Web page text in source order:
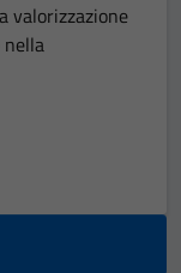
valorizzazione